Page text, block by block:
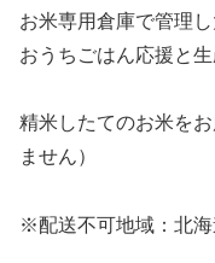
お米専用倉庫で管理
おうちごはん応援と
精米したてのお米を
ません）
※配送不可地域：北